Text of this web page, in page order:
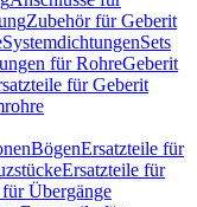
Zubehör für Geberit
SystemdichtungenSets
für RohreGeberit
für Geberit
BögenErsatzteile für
Ersatzteile für
Übergänge